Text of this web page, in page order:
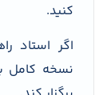
کنید.
اگر استاد
نسخه کامل